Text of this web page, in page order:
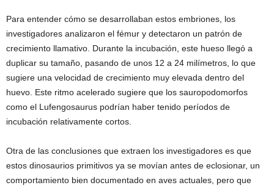
Para entender cómo se desarrollaban estos embriones, los
investigadores analizaron el fémur y detectaron un patrón de
crecimiento llamativo. Durante la incubación, este hueso llegó a
duplicar su tamaño, pasando de unos 12 a 24 milímetros, lo que
sugiere una velocidad de crecimiento muy elevada dentro del
huevo. Este ritmo acelerado sugiere que los sauropodomorfos
como el Lufengosaurus podrían haber tenido períodos de
incubación relativamente cortos.
Otra de las conclusiones que extraen los investigadores es que
estos dinosaurios primitivos ya se movían antes de eclosionar, un
comportamiento bien documentado en aves actuales, pero que